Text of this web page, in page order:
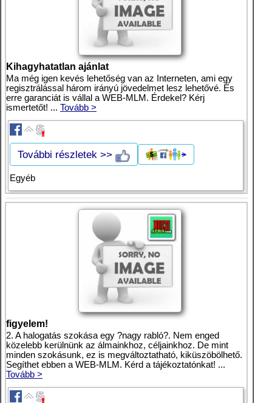
Kihagyhatatlan ajánlat
Ma még igen kevés lehetőség van az Interneten, ami egy
regisztrálással három irányú jövedelmet lesz lehetővé. És
erre garanciát is vállal a WEB-MLM. Érdekel? Kérj
ismertetőt! ... Tovább >
További részletek >>
Egyéb
figyelem!
2. A halogatás szokása egy ?nagy rabló?. Nem enged
közelebb kerülnünk az álmainkhoz, céljainkhoz. De mint
minden szokásunk, ez is megváltoztatható, kiküszöbölhető.
Segíthet ebben a WEB-MLM. Kérd a tájékoztatónkat! ...
Tovább >